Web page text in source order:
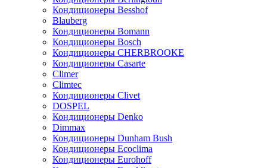
Кондиционеры Besshof
Blauberg
Кондиционеры Bomann
Кондиционеры Bosch
Кондиционеры CHERBROOKE
Кондиционеры Casarte
Climer
Climtec
Кондиционеры Clivet
DOSPEL
Кондиционеры Denko
Dimmax
Кондиционеры Dunham Bush
Кондиционеры Ecoclima
Кондиционеры Eurohoff